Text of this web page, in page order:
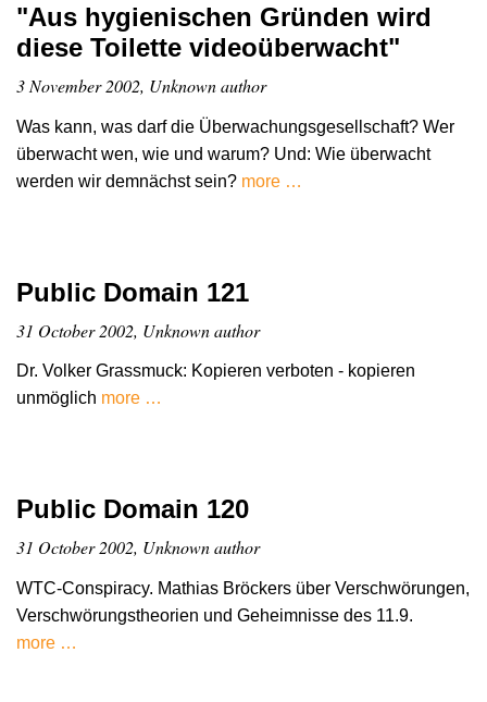
"Aus hygienischen Gründen wird
diese Toilette videoüberwacht"
3 November 2002, Unknown author
Was kann, was darf die Überwachungsgesellschaft? Wer
überwacht wen, wie und warum? Und: Wie überwacht
werden wir demnächst sein? more …
Public Domain 121
31 October 2002, Unknown author
Dr. Volker Grassmuck: Kopieren verboten - kopieren
unmöglich more …
Public Domain 120
31 October 2002, Unknown author
WTC-Conspiracy. Mathias Bröckers über Verschwörungen,
Verschwörungstheorien und Geheimnisse des 11.9.
more …